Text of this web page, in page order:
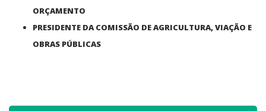
ORÇAMENTO
PRESIDENTE DA COMISSÃO DE AGRICULTURA, VIAÇÃO E
OBRAS PÚBLICAS